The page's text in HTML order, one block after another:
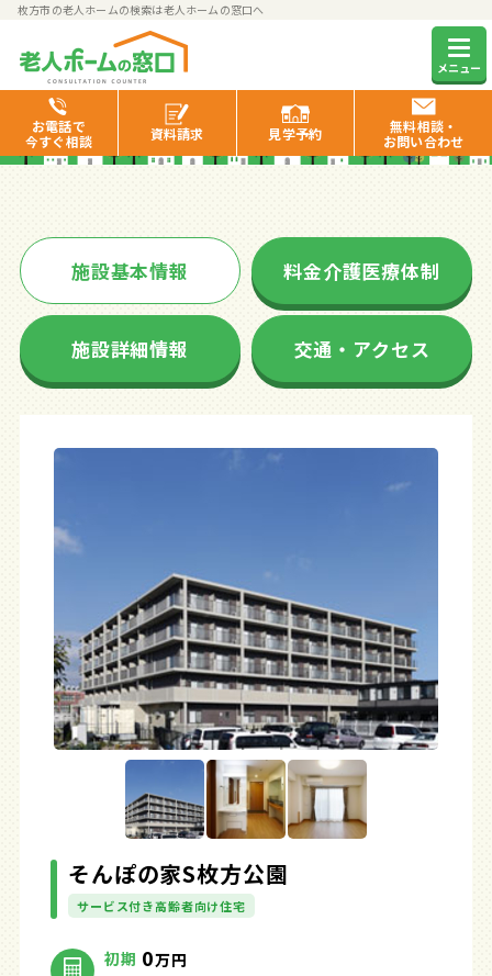
枚方市の老人ホームの検索は老人ホームの窓口へ
メニュー
お電話で
今すぐ相談
資料請求 見学予約
無料相談・
お問い合わせ
そんぽの家S枚方公園
施設基本情報 料金介護医療体制
施設詳細情報 交通・アクセス
そんぽの家S枚方公園
サービス付き高齢者向け住宅
初期 0万円